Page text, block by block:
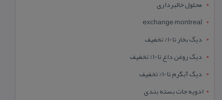
محلول خالبرداری
exchange montreal
دیگ بخار تا 10% تخفیف
دیگ روغن داغ تا 10% تخفیف
دیگ آبگرم تا 10% تخفیف
ادویه جات بسته بندی